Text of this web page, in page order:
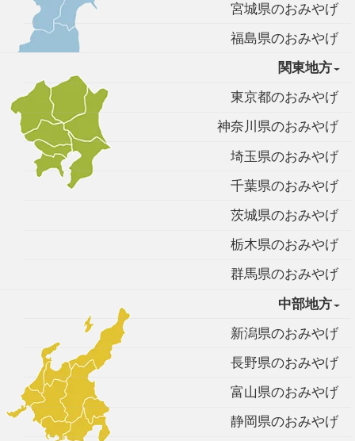
宮城県のおみやげ
福島県のおみやげ
関東地方
東京都のおみやげ
神奈川県のおみやげ
埼玉県のおみやげ
千葉県のおみやげ
茨城県のおみやげ
栃木県のおみやげ
群馬県のおみやげ
中部地方
新潟県のおみやげ
長野県のおみやげ
富山県のおみやげ
静岡県のおみやげ